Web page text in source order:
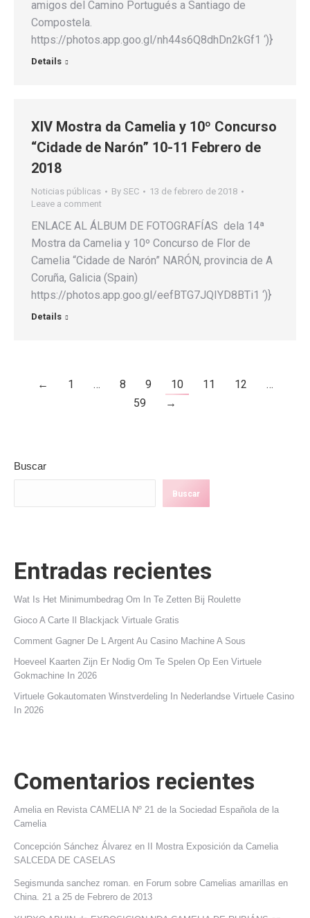
amigos del Camino Portugués a Santiago de
Compostela.
https://photos.app.goo.gl/nh44s6Q8dhDn2kGf1 ‘)}
Details
XIV Mostra da Camelia y 10º Concurso
“Cidade de Narón” 10-11 Febrero de
2018
Noticias públicas By SEC
13 de febrero de 2018
Leave a comment
ENLACE AL ÁLBUM DE FOTOGRAFÍAS dela 14ª
Mostra da Camelia y 10º Concurso de Flor de
Camelia “Cidade de Narón” NARÓN, provincia de A
Coruña, Galicia (Spain)
https://photos.app.goo.gl/eefBTG7JQIYD8BTi1 ‘)}
Details
← 1 … 8 9 10 11 12
…
59
→
Buscar
Buscar
Entradas recientes
Wat Is Het Minimumbedrag Om In Te Zetten Bij Roulette
Gioco A Carte Il Blackjack Virtuale Gratis
Comment Gagner De L Argent Au Casino Machine A Sous
Hoeveel Kaarten Zijn Er Nodig Om Te Spelen Op Een Virtuele
Gokmachine In 2026
Virtuele Gokautomaten Winstverdeling In Nederlandse Virtuele Casino
In 2026
Comentarios recientes
Amelia en Revista CAMELIA Nº 21 de la Sociedad Española de la
Camelia
Concepción Sánchez Álvarez en
II Mostra Exposición da Camelia
SALCEDA DE CASELAS
Segismunda sanchez roman. en Forum sobre Camelias amarillas en
China. 21 a 25 de Febrero de 2013